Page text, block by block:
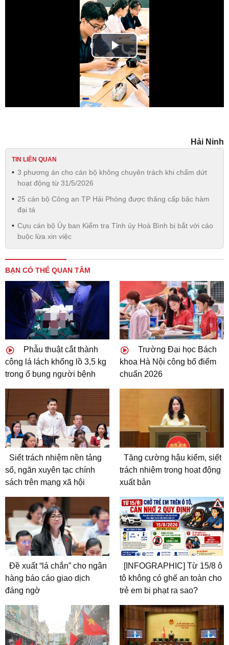
Play
Video
Hải Ninh
TIN LIÊN QUAN
3 phương án cho cán bộ không chuyên trách khi chấm dứt
hoạt động từ 31/5/2026
25 cán bộ Công an TP Hải Phòng được thăng cấp bậc hàm
đại tá
Cựu cán bộ Ủy ban Kiểm tra Tỉnh ủy Hoà Bình bị bắt với cáo
buộc lừa xin việc
BẠN CÓ THỂ QUAN TÂM
Phẫu thuật cắt thành
công lá lách khổng lồ 3,5 kg
trong ổ bụng người bệnh
Trường Đại học Bách
khoa Hà Nội công bố điểm
chuẩn 2026
Siết trách nhiệm nền tảng
số, ngăn xuyên tạc chính
sách trên mạng xã hội
Tăng cường hậu kiểm, siết
trách nhiệm trong hoạt động
xuất bản
Đề xuất “lá chắn” cho ngân
hàng báo cáo giao dịch
đáng ngờ
[INFOGRAPHIC] Từ 15/8 ô
tô không có ghế an toàn cho
trẻ em bị phạt ra sao?